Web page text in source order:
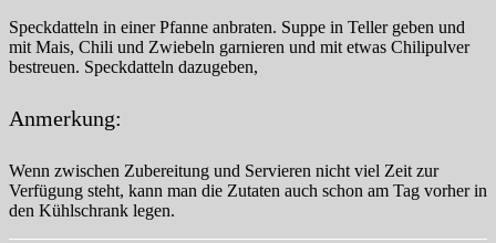
Speckdatteln in einer Pfanne anbraten. Suppe in Teller geben und
mit Mais, Chili und Zwiebeln garnieren und mit etwas Chilipulver
bestreuen. Speckdatteln dazugeben,
Anmerkung:
Wenn zwischen Zubereitung und Servieren nicht viel Zeit zur
Verfügung steht, kann man die Zutaten auch schon am Tag vorher in
den Kühlschrank legen.